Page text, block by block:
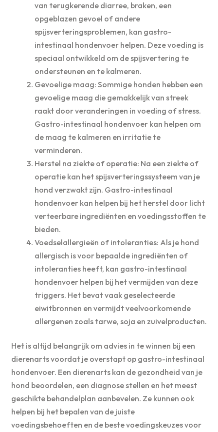
van terugkerende diarree, braken, een
opgeblazen gevoel of andere
spijsverteringsproblemen, kan gastro-
intestinaal hondenvoer helpen. Deze voeding is
speciaal ontwikkeld om de spijsvertering te
ondersteunen en te kalmeren.
Gevoelige maag: Sommige honden hebben een
gevoelige maag die gemakkelijk van streek
raakt door veranderingen in voeding of stress.
Gastro-intestinaal hondenvoer kan helpen om
de maag te kalmeren en irritatie te
verminderen.
Herstel na ziekte of operatie: Na een ziekte of
operatie kan het spijsverteringssysteem van je
hond verzwakt zijn. Gastro-intestinaal
hondenvoer kan helpen bij het herstel door licht
verteerbare ingrediënten en voedingsstoffen te
bieden.
Voedselallergieën of intoleranties: Als je hond
allergisch is voor bepaalde ingrediënten of
intoleranties heeft, kan gastro-intestinaal
hondenvoer helpen bij het vermijden van deze
triggers. Het bevat vaak geselecteerde
eiwitbronnen en vermijdt veelvoorkomende
allergenen zoals tarwe, soja en zuivelproducten.
Het is altijd belangrijk om advies in te winnen bij een
dierenarts voordat je overstapt op gastro-intestinaal
hondenvoer. Een dierenarts kan de gezondheid van je
hond beoordelen, een diagnose stellen en het meest
geschikte behandelplan aanbevelen. Ze kunnen ook
helpen bij het bepalen van de juiste
voedingsbehoeften en de beste voedingskeuzes voor